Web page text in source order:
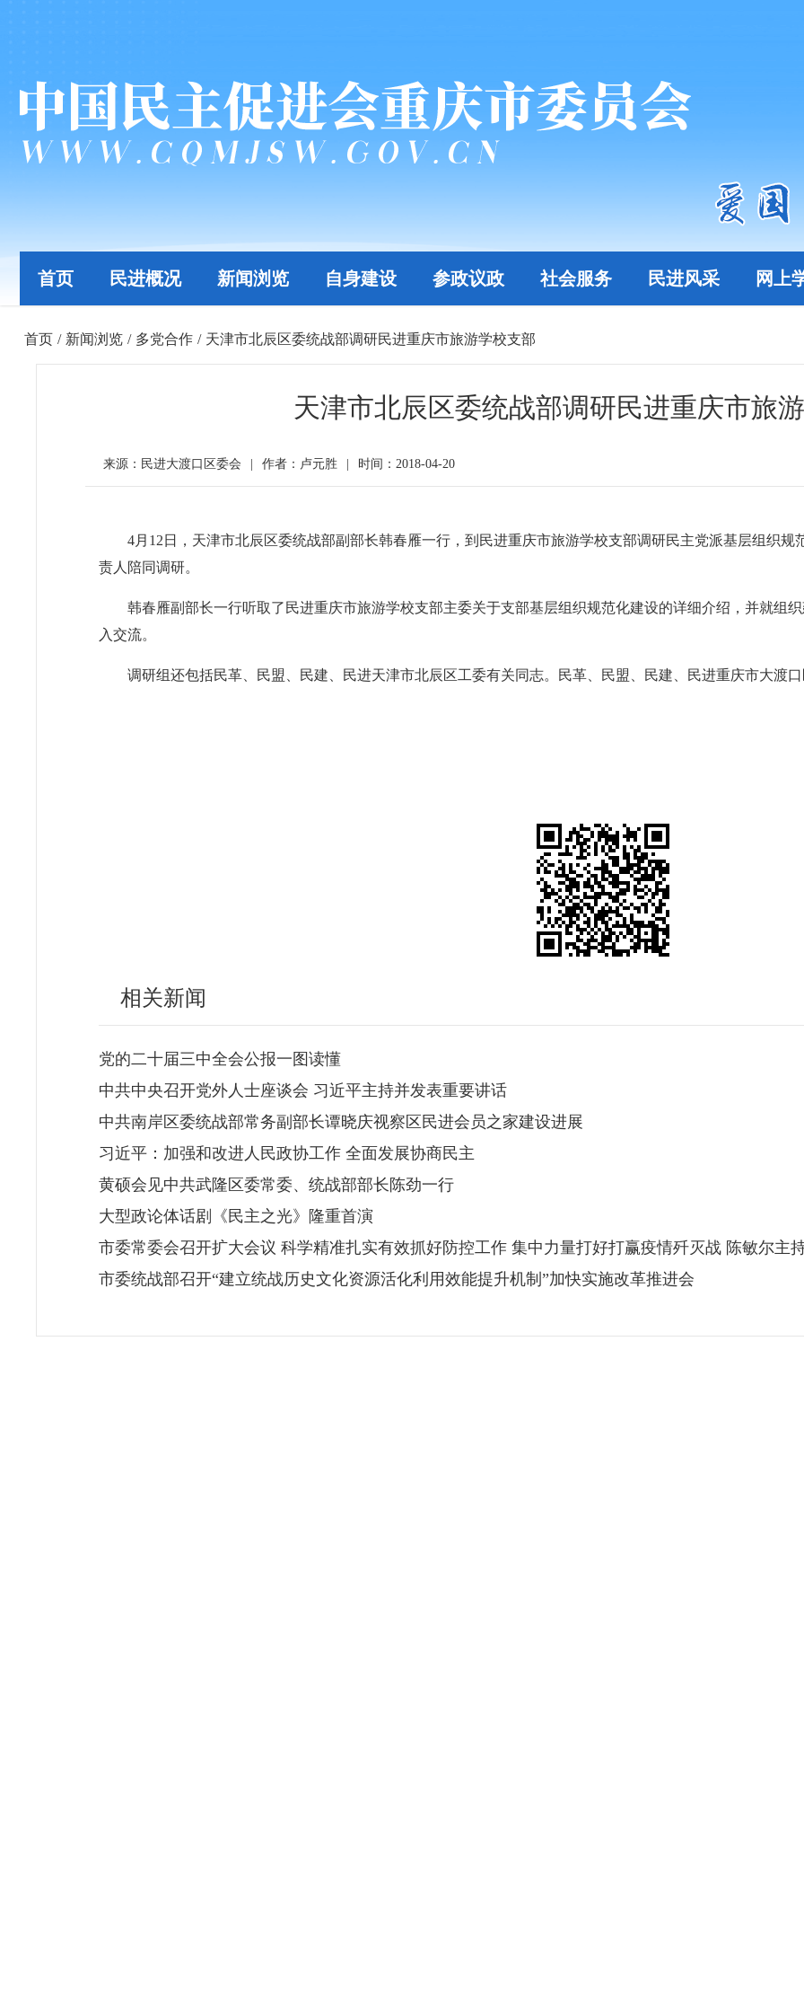
首页 民进概况 新闻浏览 自身建设 参政议政 社会服务 民进风采 网上
首页 / 新闻浏览 / 多党合作 / 天津市北辰区委统战部调研民进重庆市旅游学校支部
天津市北辰区委统战部调研民进重庆市旅
来源：民进大渡口区委会 作者：卢元胜 时间：2018-04-20
4月12日，天津市北辰区委统战部副部长韩春雁一行，到民进重庆市旅游学校支部调研民主党派基层组织
责人陪同调研。
韩春雁副部长一行听取了民进重庆市旅游学校支部主委关于支部基层组织规范化建设的详细介绍，并就组
入交流。
调研组还包括民革、民盟、民建、民进天津市北辰区工委有关同志。民革、民盟、民建、民进重庆市大渡
相关新闻
党的二十届三中全会公报一图读懂
中共中央召开党外人士座谈会 习近平主持并发表重要讲话
中共南岸区委统战部常务副部长谭晓庆视察区民进会员之家建设进展
习近平：加强和改进人民政协工作 全面发展协商民主
黄硕会见中共武隆区委常委、统战部部长陈劲一行
大型政论体话剧《民主之光》隆重首演
市委常委会召开扩大会议 科学精准扎实有效抓好防控工作 集中力量打好打赢疫情歼灭战 陈敏尔主
市委统战部召开“建立统战历史文化资源活化利用效能提升机制”加快实施改革推进会